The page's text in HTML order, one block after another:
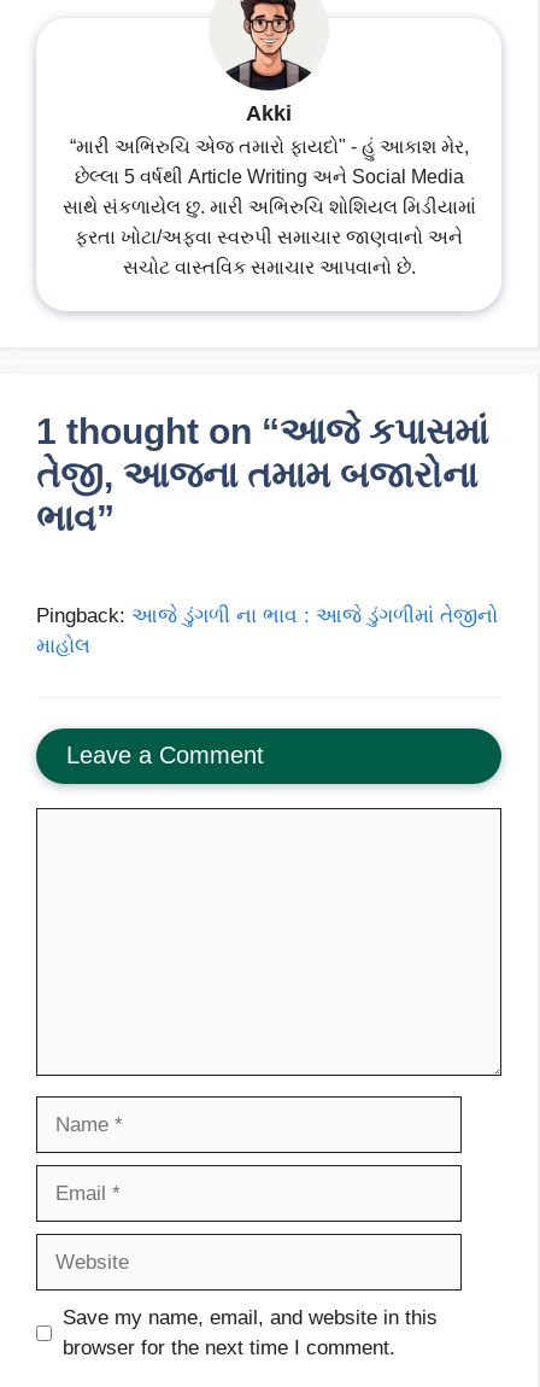
Akki
“મારી અભિરુચિ એજ તમારો ફાયદો" - હું આકાશ મેર,
છેલ્લા 5 વર્ષથી Article Writing અને Social Media
સાથે સંકળાયેલ છુ. મારી અભિરુચિ શોશિયલ મિડીયામાં
ફરતા ખોટા/અફવા સ્વરુપી સમાચાર જાણવાનો અને
સચોટ વાસ્તવિક સમાચાર આપવાનો છે.
1 thought on “આજે કપાસમાં
તેજી, આજના તમામ બજારોના
ભાવ”
Pingback: આજે ડુંગળી ના ભાવ : આજે ડુંગળીમાં તેજીનો
માહોલ
Leave a Comment
Save my name, email, and website in this
browser for the next time I comment.